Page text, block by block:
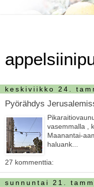
keskiviikko 24.
Pyörähdys
vasemmalla ,
Maanantai-
haluank...
27 kommenttia:
sunnuntai 21.